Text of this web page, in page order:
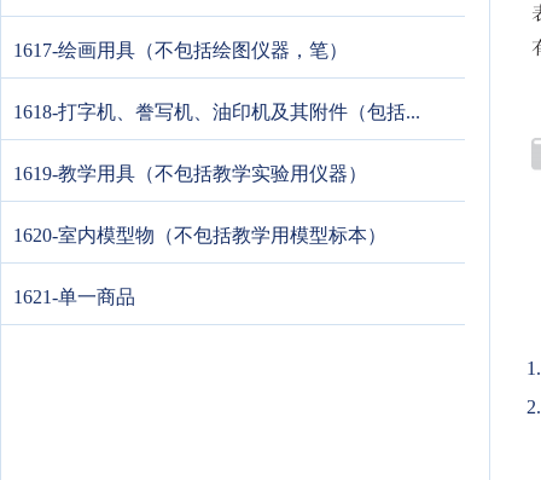
1617-绘画用具（不包括绘图仪器，笔）
1618-打字机、誊写机、油印机及其附件（包括...
1619-教学用具（不包括教学实验用仪器）
1620-室内模型物（不包括教学用模型标本）
1621-单一商品